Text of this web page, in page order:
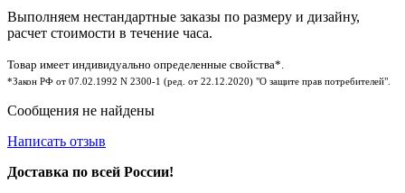
Выполняем нестандартные заказы по размеру и дизайну,
расчет стоимости в течение часа.
Товар имеет индивидуально определенные свойства*.
*Закон РФ от 07.02.1992 N 2300-1 (ред. от 22.12.2020) "О защите прав потребителей".
Сообщения не найдены
Написать отзыв
Доставка по всей России!